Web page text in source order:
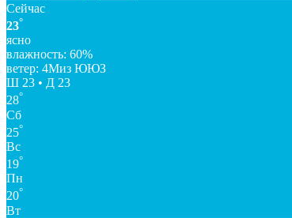
Сейчас
23°
ясно
влажность: 60%
ветер: 4Миз ЮЮЗ
Ш 23 • Д 23
28°
Сб
25°
Вс
19°
Пн
20°
Вт